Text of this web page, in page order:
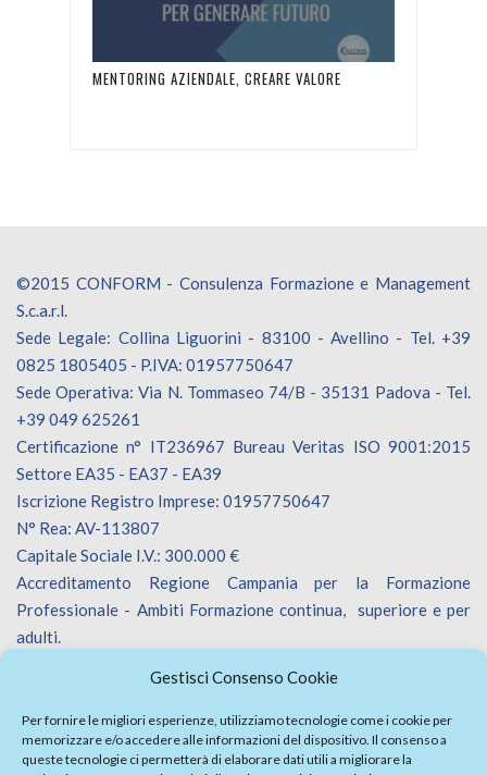
Gestisci Consenso Cookie
Per fornire le migliori esperienze, utilizziamo tecnologie come i cookie per
memorizzare e/o accedere alle informazioni del dispositivo. Il consenso a
queste tecnologie ci permetterà di elaborare dati utili a migliorare la
MENTORING AZIENDALE, CREARE VALORE
©2015 CONFORM - Consulenza Formazione e Management
S.c.a.r.l.
Sede Legale: Collina Liguorini - 83100 - Avellino - Tel. +39
0825 1805405 - P.IVA: 01957750647
Sede Operativa: Via N. Tommaseo 74/B - 35131 Padova - Tel.
+39 049 625261
Certificazione n° IT236967 Bureau Veritas ISO 9001:2015
Settore EA35 - EA37 - EA39
Iscrizione Registro Imprese: 01957750647
N° Rea: AV-113807
Capitale Sociale I.V.: 300.000 €
Accreditamento Regione Campania per la Formazione
Professionale - Ambiti Formazione continua, superiore e per
adulti.
Iscrizione Catalogo Fornitori Innoveneto.